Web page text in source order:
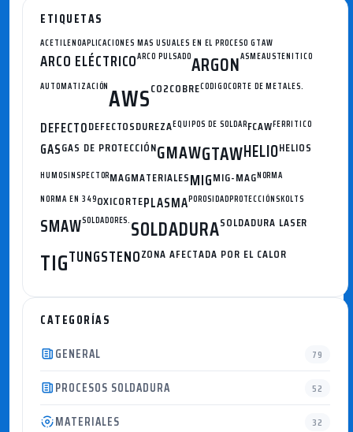
ETIQUETAS
ACETILENOAPLICACIONES MAS USUALES EN EL PROCESO GTAW
ARCO ELÉCTRICOARCO PULSADOARGONASMEAUSTENITICO
AUTOMATIZACIÓNAWSCO2COBRECODIGOCORTE DE METALES.
DEFECTODEFECTOSDUREZAEQUIPOS DE SOLDARFCAWFERRITICO
GASGAS DE PROTECCIÓNGMAWGTAWHELIOHELIOS
HUMOSINSPECTORMAGMATERIALESMIGMIG-MAGNORMA
NORMA EN 349OXICORTEPLASMAPOROSIDADPROTECCIÓNSKOLTS
SMAWSOLDADORES.SOLDADURASOLDADURA LASER
TIGTUNGSTENOZONA AFECTADA POR EL CALOR
CATEGORÍAS
GENERAL
79
PROCESOS SOLDADURA 52
MATERIALES 32